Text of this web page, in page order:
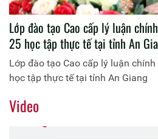
Lớp đào tạo Cao cấp lý luận
25 học tập thực tế tại tỉnh An
Lớp đào tạo Cao cấp lý luận
học tập thực tế tại tỉnh An Giang
Video